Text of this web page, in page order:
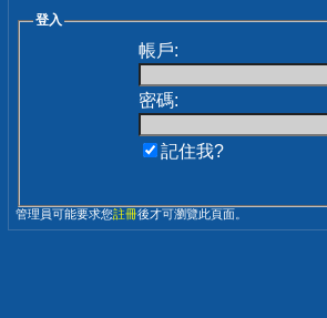
登入
帳戶:
密碼:
記住我?
管理員可能要求您註冊後才可瀏覽此頁面。